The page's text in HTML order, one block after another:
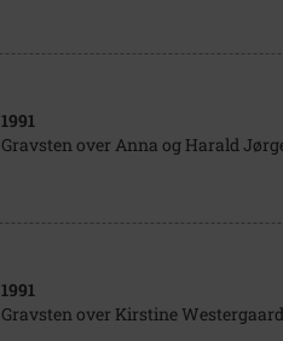
1991
Gravsten over Anna og Harald
1991
Gravsten over Kirstine